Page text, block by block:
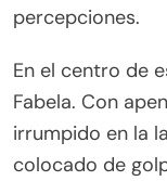
percepciones.
En el centro de
Fabela. Con
irrumpido en la
colocado de